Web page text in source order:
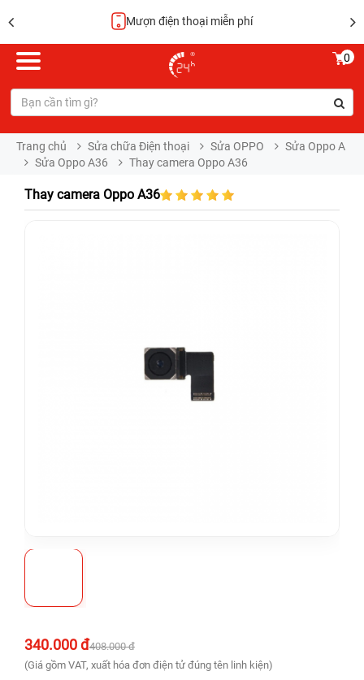
phí Hoàn tiền
0
Trang chủ Sửa chữa Điện thoại Sửa OPPO
Sửa Oppo A
Sửa Oppo A36
Thay camera Oppo A36
Thay camera Oppo A36
340.000 đ408.000 đ
(Giá gồm VAT, xuất hóa đơn điện tử đúng tên linh kiện)